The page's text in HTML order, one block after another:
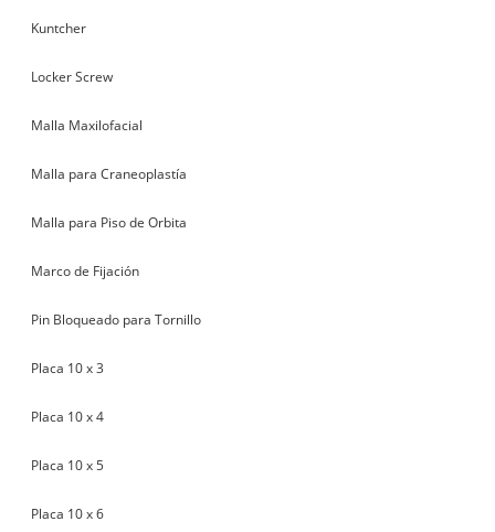
Kuntcher
Locker Screw
Malla Maxilofacial
Malla para Craneoplastía
Malla para Piso de Orbita
Marco de Fijación
Pin Bloqueado para Tornillo
Placa 10 x 3
Placa 10 x 4
Placa 10 x 5
Placa 10 x 6